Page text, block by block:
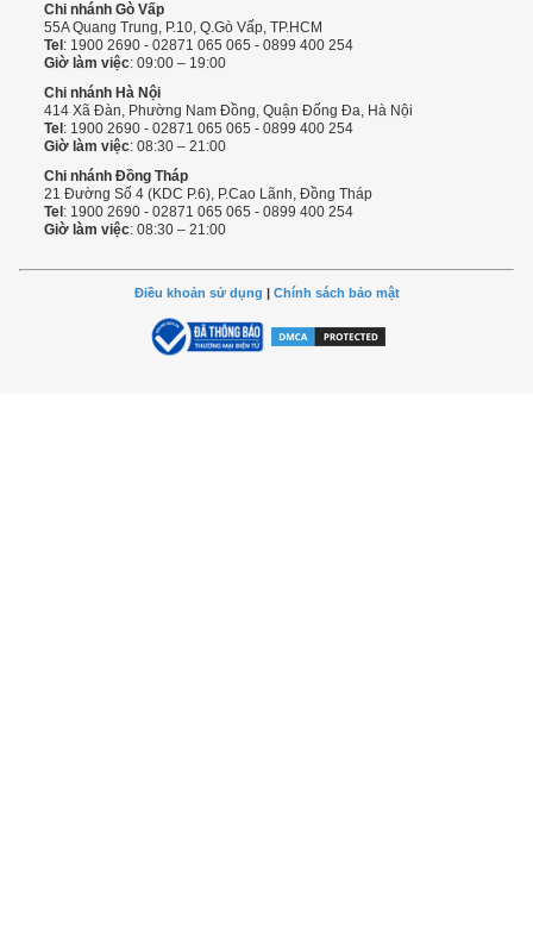
Chi nhánh Gò Vấp
55A Quang Trung, P.10, Q.Gò Vấp, TP.HCM
Tel : 1900 2690 - 02871 065 065 - 0899 400 254
Giờ làm việc: 09:00 – 19:00
Chi nhánh Hà Nội
414 Xã Đàn, Phường Nam Đồng, Quận Đống Đa, Hà Nội
Tel : 1900 2690 - 02871 065 065 - 0899 400 254
Giờ làm việc: 08:30 – 21:00
Chi nhánh Đồng Tháp
21 Đường Số 4 (KDC P.6), P.Cao Lãnh, Đồng Tháp
Tel : 1900 2690 - 02871 065 065 - 0899 400 254
Giờ làm việc: 08:30 – 21:00
Điều khoản sử dụng | Chính sách bảo mật